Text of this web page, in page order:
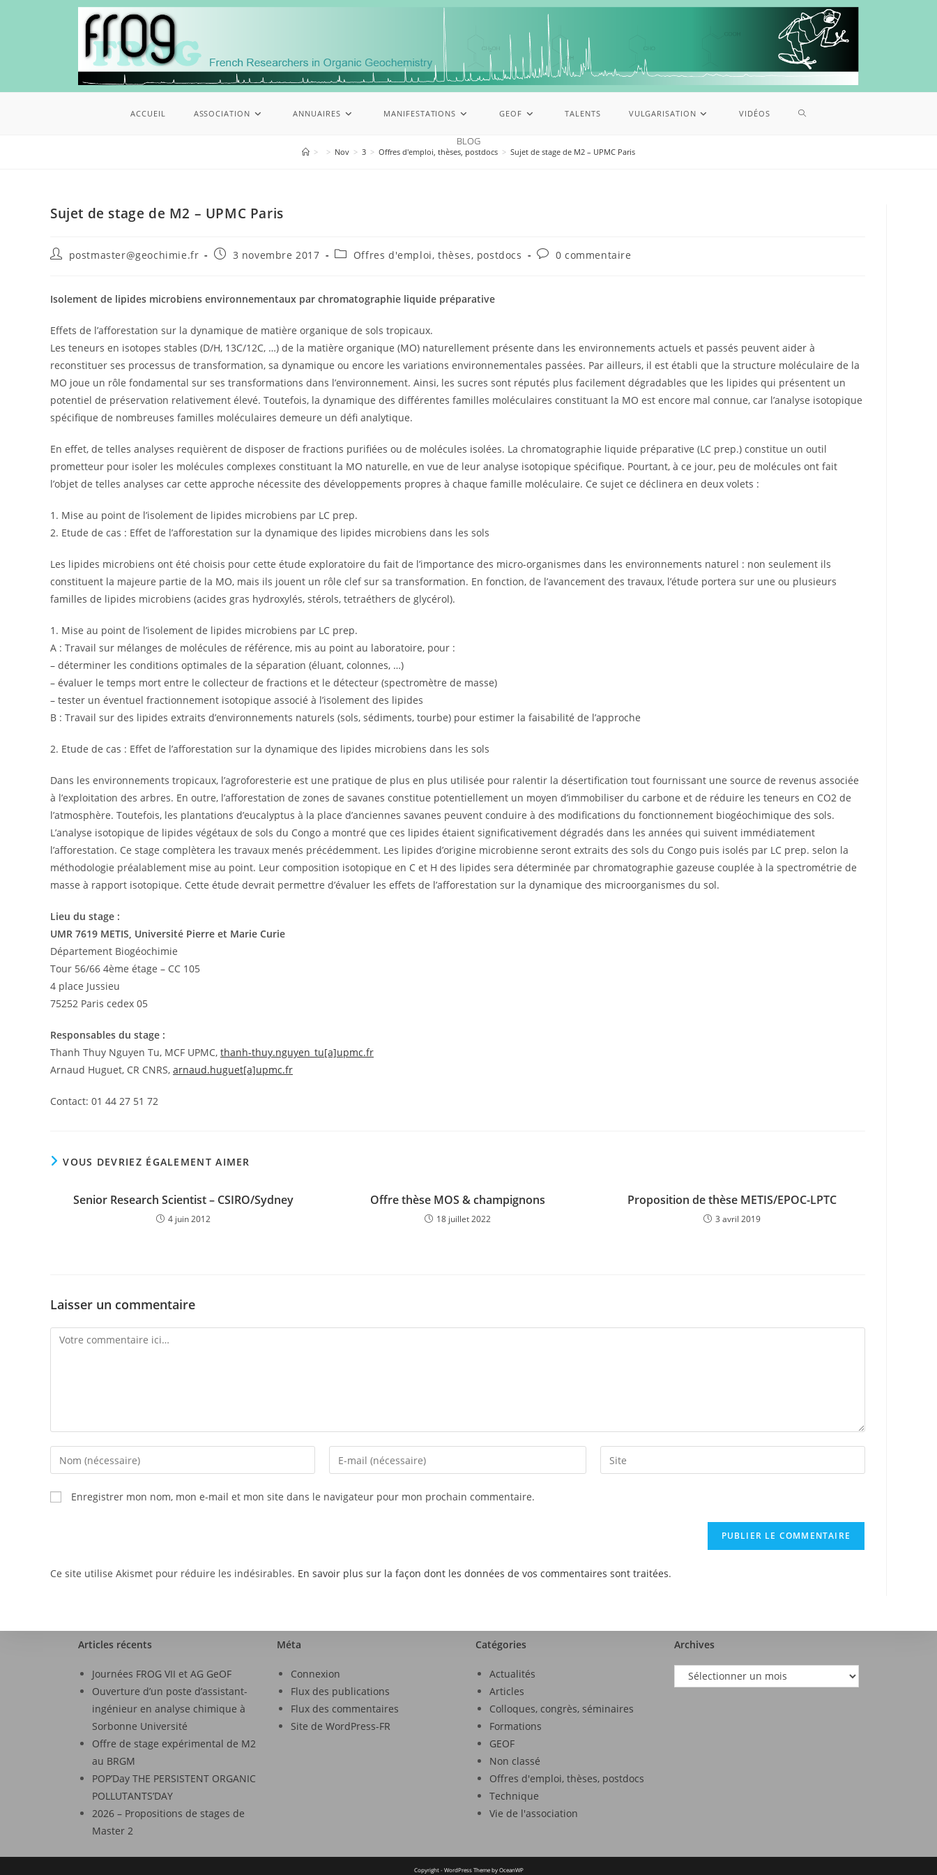
ACCUEIL ASSOCIATION ANNUAIRES MANIFESTATIONS GEOF TALENTS VULGARISATION VIDÉOS
BLOG
> > Nov > 3 > Offres d'emploi, thèses, postdocs > Sujet de stage de M2 – UPMC Paris
Sujet de stage de M2 – UPMC Paris
postmaster@geochimie.fr 3 novembre 2017 Offres d'emploi, thèses, postdocs 0 commentaire
Isolement de lipides microbiens environnementaux par chromatographie liquide préparative
Effets de l’afforestation sur la dynamique de matière organique de sols tropicaux.
Les teneurs en isotopes stables (D/H, 13C/12C, …) de la matière organique (MO) naturellement présente dans les environnements actuels et passés peuvent aider à
reconstituer ses processus de transformation, sa dynamique ou encore les variations environnementales passées. Par ailleurs, il est établi que la structure moléculaire de la
MO joue un rôle fondamental sur ses transformations dans l’environnement. Ainsi, les sucres sont réputés plus facilement dégradables que les lipides qui présentent un
potentiel de préservation relativement élevé. Toutefois, la dynamique des différentes familles moléculaires constituant la MO est encore mal connue, car l’analyse isotopique
spécifique de nombreuses familles moléculaires demeure un défi analytique.
En effet, de telles analyses requièrent de disposer de fractions purifiées ou de molécules isolées. La chromatographie liquide préparative (LC prep.) constitue un outil
prometteur pour isoler les molécules complexes constituant la MO naturelle, en vue de leur analyse isotopique spécifique. Pourtant, à ce jour, peu de molécules ont fait
l’objet de telles analyses car cette approche nécessite des développements propres à chaque famille moléculaire. Ce sujet ce déclinera en deux volets :
1. Mise au point de l’isolement de lipides microbiens par LC prep.
2. Etude de cas : Effet de l’afforestation sur la dynamique des lipides microbiens dans les sols
Les lipides microbiens ont été choisis pour cette étude exploratoire du fait de l’importance des micro-organismes dans les environnements naturel : non seulement ils
constituent la majeure partie de la MO, mais ils jouent un rôle clef sur sa transformation. En fonction, de l’avancement des travaux, l’étude portera sur une ou plusieurs
familles de lipides microbiens (acides gras hydroxylés, stérols, tetraéthers de glycérol).
1. Mise au point de l’isolement de lipides microbiens par LC prep.
A : Travail sur mélanges de molécules de référence, mis au point au laboratoire, pour :
– déterminer les conditions optimales de la séparation (éluant, colonnes, …)
– évaluer le temps mort entre le collecteur de fractions et le détecteur (spectromètre de masse)
– tester un éventuel fractionnement isotopique associé à l’isolement des lipides
B : Travail sur des lipides extraits d’environnements naturels (sols, sédiments, tourbe) pour estimer la faisabilité de l’approche
2. Etude de cas : Effet de l’afforestation sur la dynamique des lipides microbiens dans les sols
Dans les environnements tropicaux, l’agroforesterie est une pratique de plus en plus utilisée pour ralentir la désertification tout fournissant une source de revenus associée
à l’exploitation des arbres. En outre, l’afforestation de zones de savanes constitue potentiellement un moyen d’immobiliser du carbone et de réduire les teneurs en CO2 de
l’atmosphère. Toutefois, les plantations d’eucalyptus à la place d’anciennes savanes peuvent conduire à des modifications du fonctionnement biogéochimique des sols.
L’analyse isotopique de lipides végétaux de sols du Congo a montré que ces lipides étaient significativement dégradés dans les années qui suivent immédiatement
l’afforestation. Ce stage complètera les travaux menés précédemment. Les lipides d’origine microbienne seront extraits des sols du Congo puis isolés par LC prep. selon la
méthodologie préalablement mise au point. Leur composition isotopique en C et H des lipides sera déterminée par chromatographie gazeuse couplée à la spectrométrie de
masse à rapport isotopique. Cette étude devrait permettre d’évaluer les effets de l’afforestation sur la dynamique des microorganismes du sol.
Lieu du stage :
UMR 7619 METIS, Université Pierre et Marie Curie
Département Biogéochimie
Tour 56/66 4ème étage – CC 105
4 place Jussieu
75252 Paris cedex 05
Responsables du stage :
Thanh Thuy Nguyen Tu, MCF UPMC, thanh-thuy.nguyen_tu[a]upmc.fr
Arnaud Huguet, CR CNRS, arnaud.huguet[a]upmc.fr
Contact: 01 44 27 51 72
VOUS DEVRIEZ ÉGALEMENT AIMER
Senior Research Scientist – CSIRO/Sydney
4 juin 2012
Offre thèse MOS & champignons
18 juillet 2022
Proposition de thèse METIS/EPOC-LPTC
3 avril 2019
Laisser un commentaire
Enregistrer mon nom, mon e-mail et mon site dans le navigateur pour mon prochain commentaire.
Ce site utilise Akismet pour réduire les indésirables. En savoir plus sur la façon dont les données de vos commentaires sont traitées.
Articles récents
Journées FROG VII et AG GeOF
Ouverture d’un poste d’assistant-
ingénieur en analyse chimique à
Sorbonne Université
Offre de stage expérimental de M2
au BRGM
POP’Day THE PERSISTENT ORGANIC
POLLUTANTS’DAY
2026 – Propositions de stages de
Master 2
Méta
Connexion
Flux des publications
Flux des commentaires
Site de WordPress-FR
Catégories
Actualités
Articles
Colloques, congrès, séminaires
Formations
GEOF
Non classé
Offres d'emploi, thèses, postdocs
Technique
Vie de l'association
Archives
Copyright - WordPress Theme by OceanWP